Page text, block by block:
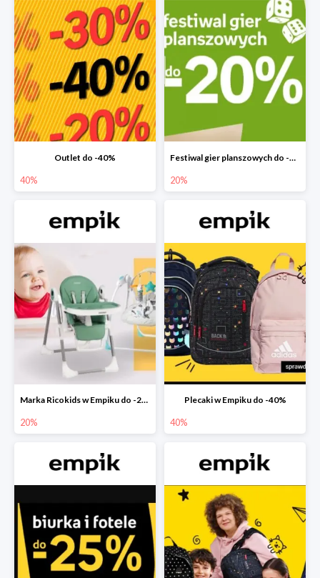
Outlet do -40%
40%
Festiwal gier planszowych do -20%
20%
Marka Ricokids w Empiku do -20%
20%
Plecaki w Empiku do -40%
40%